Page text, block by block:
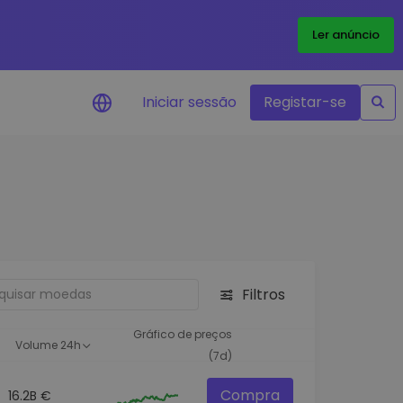
Ler anúncio
investimento
Ideias inteligentes para um
desempenho ótimo
Iniciar sessão Registar-se
Filtros
Volume 24h
Gráfico de preços
(7d)
16.2B € Compra